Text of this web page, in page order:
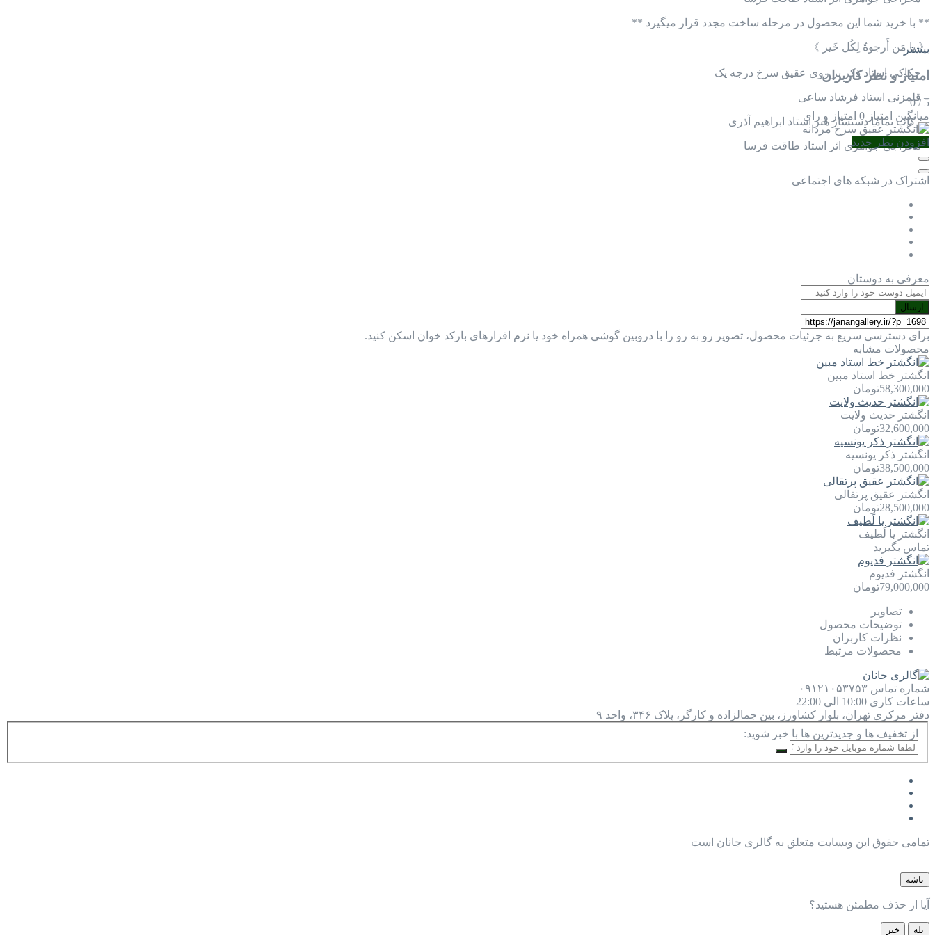
** با خرید شما این محصول در مرحله ساخت مجدد قرار میگیرد **
《 یا مَن أَرجوةُ لِكُل خَير 》
– حکاکی استاد ذکر بر روی عقیق سرخ درجه یک
– قلمزنی استاد فرشاد ساعی
– رکاب تماما دستساز هنر استاد ابراهیم آذری
– مخراجی جواهری اثر استاد طاقت فرسا
بیشتر
امتیاز و نظر کاربران
5
/
0
میانگین امتیاز 0 امتیاز و رای
افزودن نظر جدید
اشتراک در شبکه های اجتماعی
معرفی به دوستان
ارسال
برای دسترسی سریع به جزئیات محصول، تصویر رو به رو را با دروبین گوشی همراه خود یا نرم افزارهای بارکد خوان اسکن کنید.
محصولات مشابه
انگشتر خط استاد مبین
58,300,000تومان
انگشتر حدیث ولایت
32,600,000تومان
انگشتر ذکر یونسیه
38,500,000تومان
انگشتر عقیق پرتقالی
28,500,000تومان
انگشتر یا لَطيف
تماس بگیرید
انگشتر فدیوم
79,000,000تومان
تصاویر
توضیحات محصول
نظرات کاربران
محصولات مرتبط
شماره تماس ۰۹۱۲۱۰۵۳۷۵۳
ساعات کاری 10:00 الی 22:00
دفتر مرکزی تهران، بلوار کشاورز، بین جمالزاده و کارگر، پلاک ۳۴۶، واحد ۹
از تخفیف ها و جدیدترین ها با خبر شوید:
تمامی حقوق این وبسایت متعلق به گالری جانان است
باشه
آیا از حذف مطمئن هستید؟
بله خیر